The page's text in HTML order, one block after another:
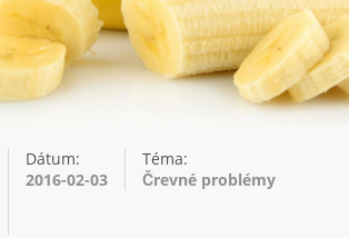
Dátum:
2016-02-03
Téma:
Črevné problémy